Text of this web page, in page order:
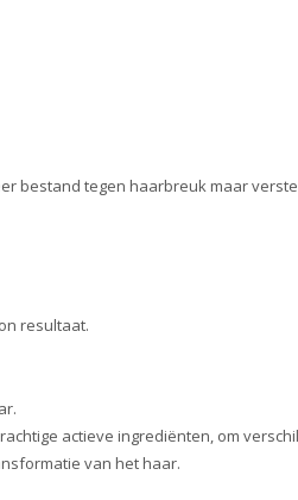
bestand tegen haarbreuk maar
resultaat.
actieve ingrediënten, om
van het haar.